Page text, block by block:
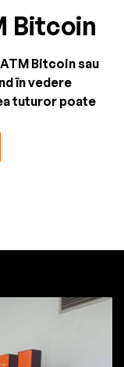
Bitcoin
Bitcoin sau
în vedere
tuturor poate